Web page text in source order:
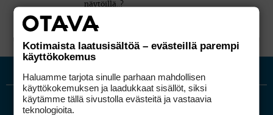
näytöillä..?
Kotimaista laatusisältöä – evästeillä parempi
käyttökokemus
Haluamme tarjota sinulle parhaan mahdollisen
käyttökokemuksen ja laadukkaat sisällöt, siksi
käytämme tällä sivustolla evästeitä ja vastaavia
teknologioita.